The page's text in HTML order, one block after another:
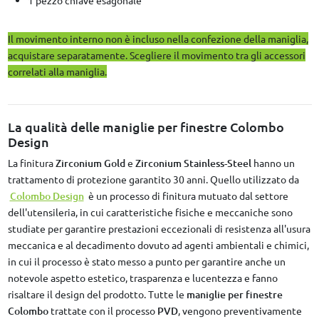
Il movimento interno non è incluso nella confezione della maniglia,
acquistare separatamente. Scegliere il movimento tra gli accessori
correlati alla maniglia.
La qualità delle maniglie per finestre Colombo
Design
La finituraZirconium Golde Zirconium Stainless-Steelhanno un
trattamento di protezione garantito 30 anni. Quello utilizzato da
Colombo Design è un processo di finitura mutuato dal settore
dell'utensileria, in cui caratteristiche fisiche e meccaniche sono
studiate per garantire prestazioni eccezionali di resistenza all'usura
meccanica e al decadimento dovuto ad agenti ambientali e chimici,
in cui il processo è stato messo a punto per garantire anche un
notevole aspetto estetico, trasparenza e lucentezza e fanno
risaltare il design del prodotto. Tutte le maniglie per finestre
Colombotrattate con il processo PVD, vengono preventivamente